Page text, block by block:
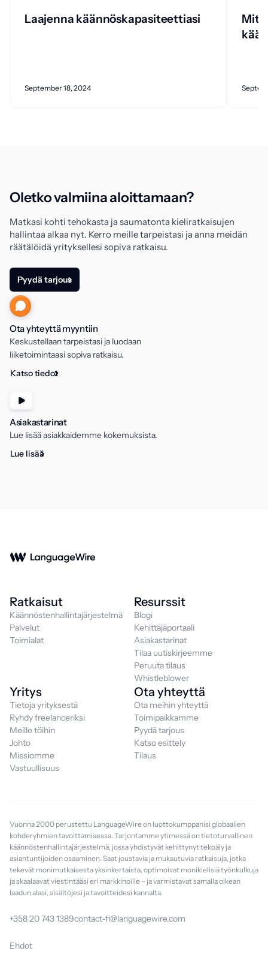
Laajenna käännöskapasiteettiasi
September 18, 2024
Mitä
Oletko valmiina aloittamaan?
Matkasi kohti tehokasta ja saumatonta kieliratkaisujen
hallintaa alkaa nyt. Kerro meille tarpeistasi ja anna meidän
räätälöidä yrityksellesi sopiva ratkaisu.
Pyydä tarjous
Ota yhteyttä myyntiin
Keskustellaan tarpeistasi ja luodaan
liiketoimintaasi sopiva ratkaisu.
Katso tiedot
Asiakastarinat
Lue lisää asiakkaidemme kokemuksista.
Lue lisää
Ratkaisut
Käännöstenhallintajärjestelmä
Palvelut
Toimialat
Resurssit
Blogi
Kehittäjäportaali
Asiakastarinat
Tilaa uutiskirjeemme
Peruuta tilaus
Whistleblower
Yritys
Tietoja yrityksestä
Ryhdy freelanceriksi
Meille töihin
Johto
Missiomme
Vastuullisuus
Ota yhteyttä
Ota meihin yhteyttä
Toimipaikkamme
Pyydä tarjous
Katso esittely
Tilaus
Vuonna 2000 perustettu LanguageWire on luottokumppanisi globaalien
kohderyhmien tavoittamisessa. Tarjontamme ytimessä on tietoturvallinen
käännöstenhallintajärjestelmä, jossa yhdistyvät kehittynyt tekoäly ja
asiantuntijoiden osaaminen. Saat joustavia ja mukautuvia ratkaisuja, jotka
tekevät monimutkaisesta yksinkertaista, optimoivat monikielisiä työnkulkuja
ja skaalaavat viestintääsi eri markkinoille – ja varmistavat samalla oikean
laadun alasi, sisältöjesi ja tavoitteidesi kannalta.
+358 20 743 1389contact-fi@languagewire.com
Ehdot